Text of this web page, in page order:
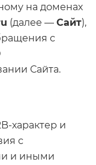
на доменах
(далее —Сайт),
с
Сайта.
характер и
с
и иными